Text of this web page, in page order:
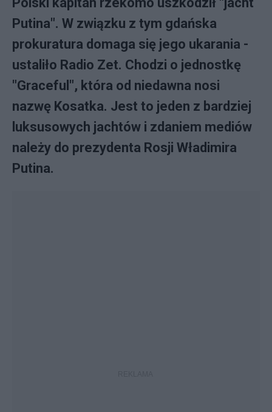
Putina". W związku z tym gdańska
prokuratura domaga się jego ukarania -
ustaliło Radio Zet. Chodzi o jednostkę
"Graceful", która od niedawna nosi
nazwę Kosatka. Jest to jeden z bardziej
luksusowych jachtów i zdaniem mediów
należy do prezydenta Rosji Władimira
Putina.